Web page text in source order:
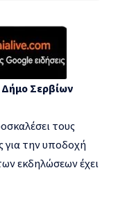
Σερβίων
τους
για την υποδοχή
εκδηλώσεων έχει